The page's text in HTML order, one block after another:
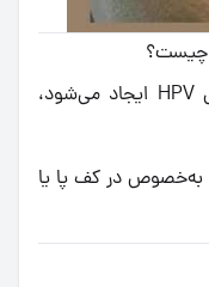
چیست؟
: ضایعه‌ای پوستی به‌دلیل ویروس HPV ایجاد می‌شود،
در کف پا یا